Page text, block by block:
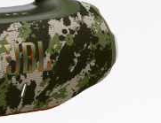
多媒體
家用音